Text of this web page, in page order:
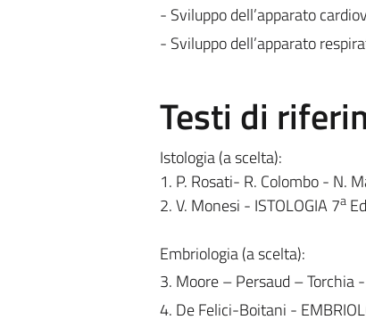
- Sviluppo dell’apparato
- Sviluppo dell’apparato
Testi di
Istologia (a scelta):
1. P. Rosati- R. Colombo - N.
2. V. Monesi - ISTOLOGIA 7a
Embriologia (a scelta):
3. Moore – Persaud – Torchia
4. De Felici-Boitani -